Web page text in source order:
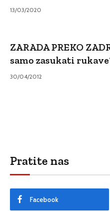
13/03/2020
ZARADA PREKO
samo zasukati
30/04/2012
Pratite nas
Facebook